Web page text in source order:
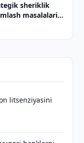
sheriklik
masalalari
litsenziyasini